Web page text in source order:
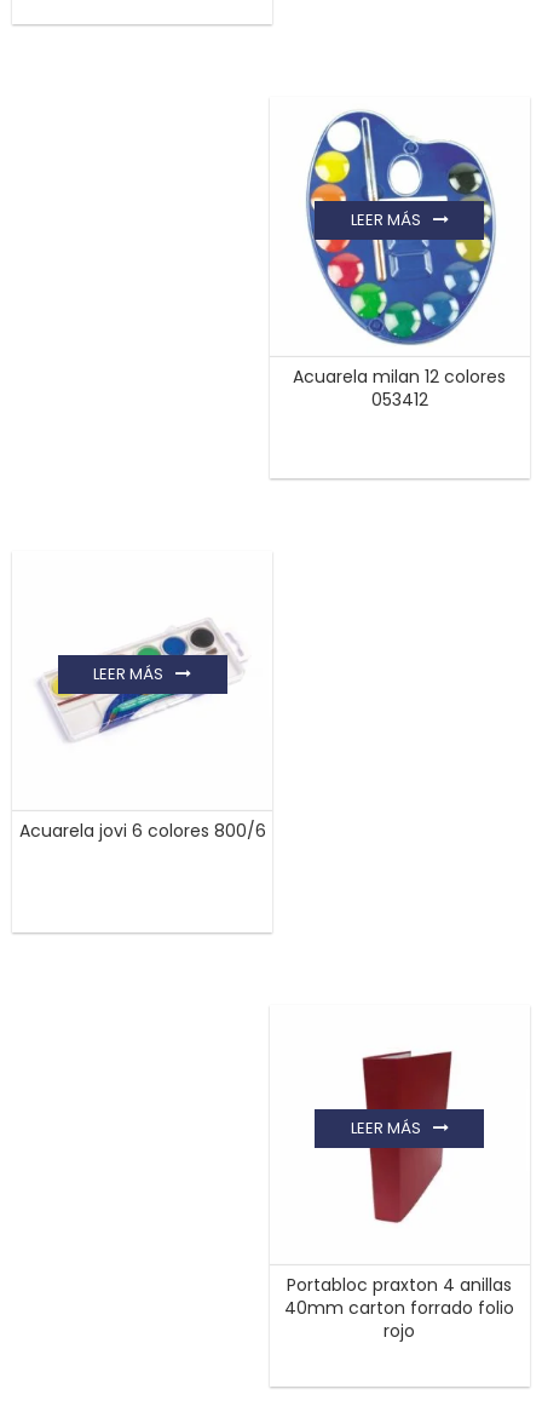
Acuarela milan 12 colores
053412
LEER MÁS
Acuarela jovi 6 colores 800/6
LEER MÁS
Portabloc praxton 4 anillas
40mm carton forrado folio
rojo
LEER MÁS